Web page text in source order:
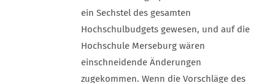
ein Sechstel des gesamten
Hochschulbudgets gewesen, und auf die
Hochschule Merseburg wären
einschneidende Änderungen
zugekommen. Wenn die Vorschläge des